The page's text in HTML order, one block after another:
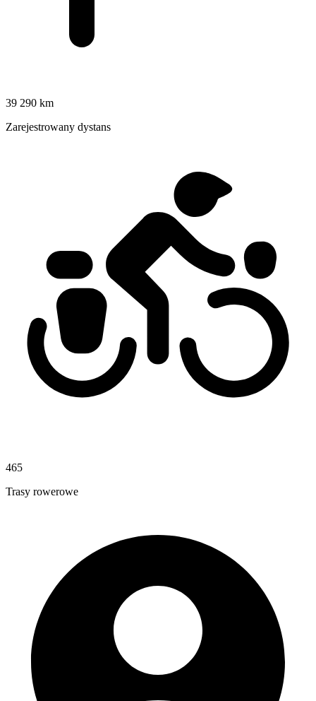
39 290 km
Zarejestrowany dystans
465
Trasy rowerowe